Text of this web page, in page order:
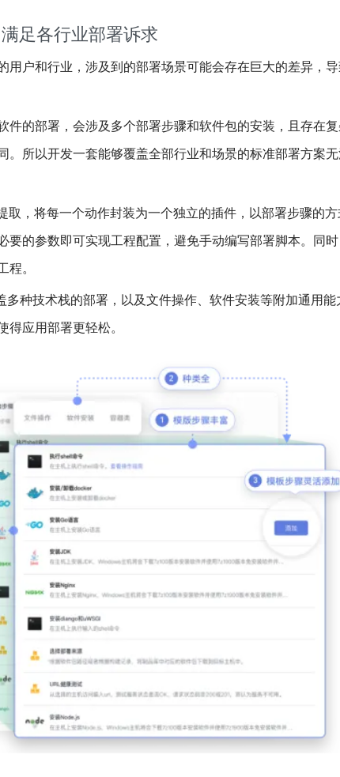
足各行业部署诉求
户和行业，涉及到的部署场景可能会存在巨大的差异，
的部署，会涉及多个部署步骤和软件包的安装，且存在
所以开发一套能够覆盖全部行业和场景的标准部署方案
，将每一个动作封装为一个独立的插件，以部署步骤的
的参数即可实现工程配置，避免手动编写部署脚本。同
。
多种技术栈的部署，以及文件操作、软件安装等附加通用能
应用部署更轻松。